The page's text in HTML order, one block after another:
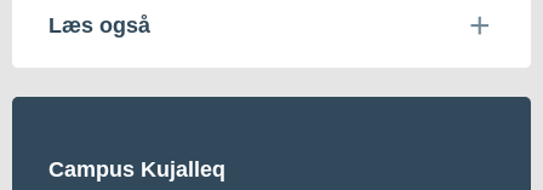
Læs også
Campus Kujalleq